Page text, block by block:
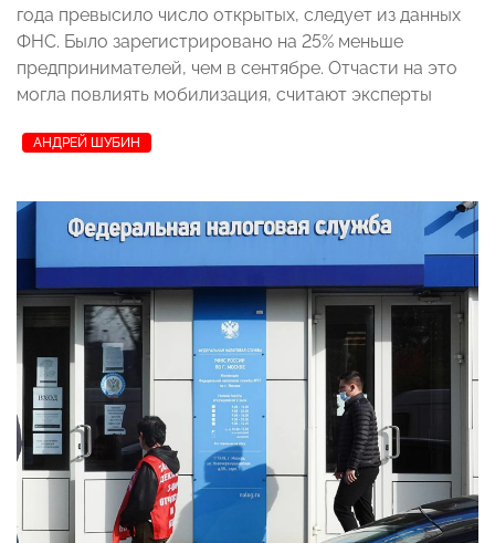
года превысило число открытых, следует из данных
ФНС. Было зарегистрировано на 25% меньше
предпринимателей, чем в сентябре. Отчасти на это
могла повлиять мобилизация, считают эксперты
АНДРЕЙ ШУБИН